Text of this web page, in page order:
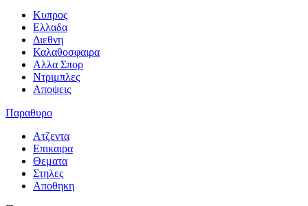
Κυπρος
Ελλαδα
Διεθνη
Καλαθοσφαιρα
Αλλα Σπορ
Ντριμπλες
Αποψεις
Παραθυρο
Ατζεντα
Επικαιρα
Θεματα
Στηλες
Αποθηκη